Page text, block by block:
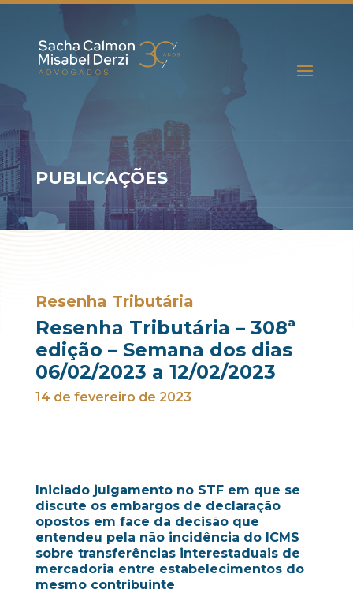
PUBLICAÇÕES
Resenha Tributária
Resenha Tributária – 308ª
edição – Semana dos dias
06/02/2023 a 12/02/2023
14 de fevereiro de 2023
Iniciado julgamento no STF em que se
discute os embargos de declaração
opostos em face da decisão que
entendeu pela não incidência do ICMS
sobre transferências interestaduais de
mercadoria entre estabelecimentos do
mesmo contribuinte